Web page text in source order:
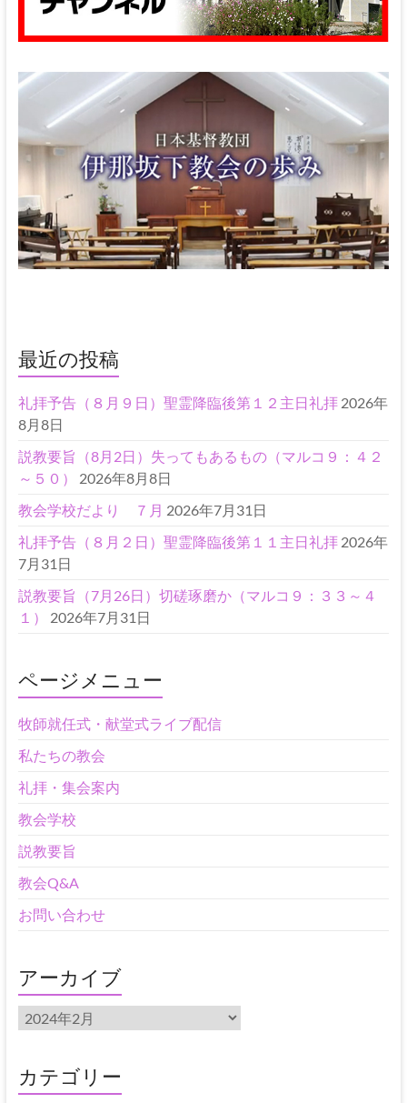
最近の投稿
礼拝予告（８月９日）聖霊降臨後第１２主日礼拝 2026年
8月8日
説教要旨（8月2日）失ってもあるもの（マルコ９：４２
～５０）
2026年8月8日
教会学校だより ７月 2026年7月31日
礼拝予告（８月２日）聖霊降臨後第１１主日礼拝 2026年
7月31日
説教要旨（7月26日）切磋琢磨か（マルコ９：３３～４
１）
2026年7月31日
ページメニュー
牧師就任式・献堂式ライブ配信
私たちの教会
礼拝・集会案内
教会学校
説教要旨
教会Q&A
お問い合わせ
アーカイブ
ア
ー
イ
ブ
カテゴリー